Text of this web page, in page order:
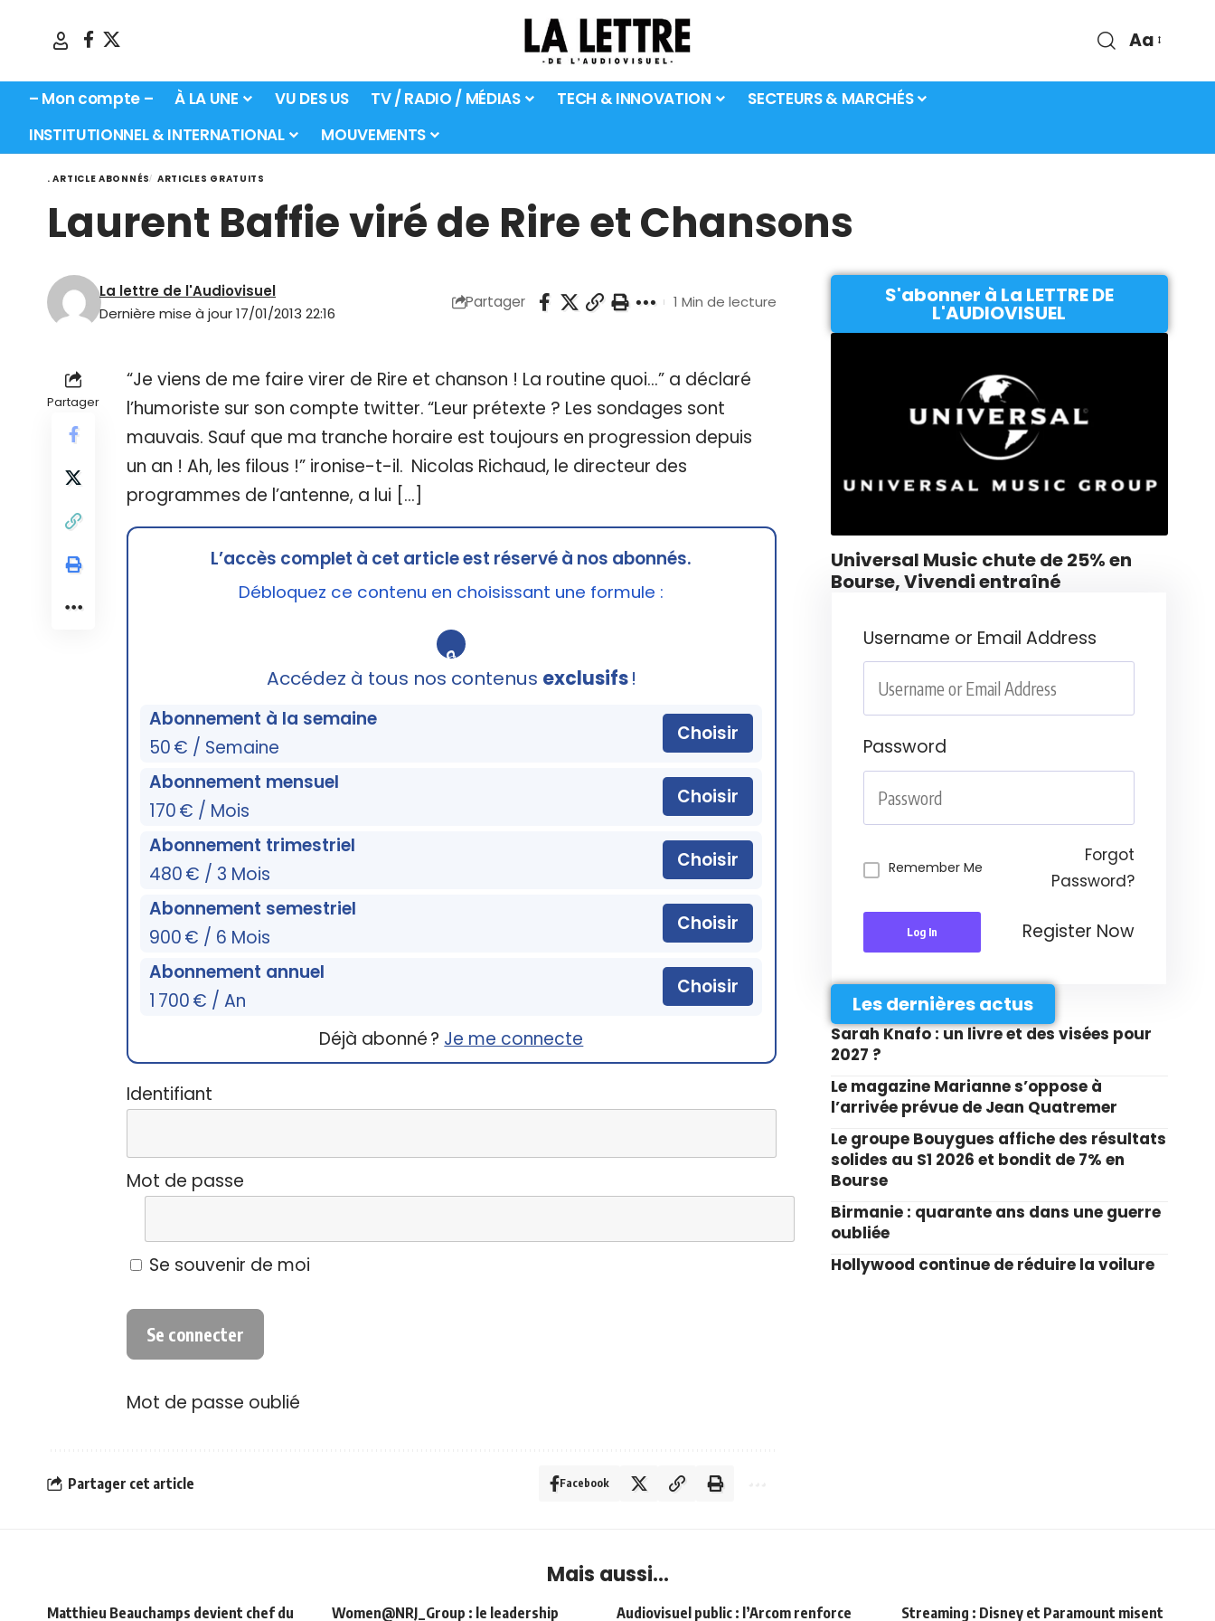
Aa
– Mon compte – À LA UNE VU DES US TV / RADIO / MÉDIAS TECH & INNOVATION
SECTEURS & MARCHÉS
INSTITUTIONNEL & INTERNATIONAL
MOUVEMENTS
. ARTICLE ABONNÉS ARTICLES GRATUITS
Laurent Baffie viré de Rire et Chansons
Dernière mise à jour 17/01/2013 22:16
La lettre de l'Audiovisuel
Partager 1 Min de lecture
Partager
“Je viens de me faire virer de Rire et chanson ! La routine quoi...” a déclaré
l’humoriste sur son compte twitter. “Leur prétexte ? Les sondages sont
mauvais. Sauf que ma tranche horaire est toujours en progression depuis
un an ! Ah, les filous !” ironise-t-il. Nicolas Richaud, le directeur des
programmes de l’antenne, a lui […]
L’accès complet à cet article est réservé à nos abonnés.
Débloquez ce contenu en choisissant une formule :
🔒
Accédez à tous nos contenus exclusifs!
Abonnement à la semaine
50 € / Semaine
Choisir
Abonnement mensuel
170 € / Mois
Choisir
Abonnement trimestriel
480 € / 3 Mois
Choisir
Abonnement semestriel
900 € / 6 Mois
Choisir
Abonnement annuel
1 700 € / An
Choisir
Déjà abonné ? Je me connecte
Identifiant
Mot de passe
Se souvenir de moi
Mot de passe oublié
Partager cet article Facebook
S'abonner à La LETTRE DE
L'AUDIOVISUEL
Universal Music chute de 25% en
Bourse, Vivendi entraîné
Username or Email Address
Password
Remember Me
Forgot
Password?
Log In Register Now
Les dernières actus
Sarah Knafo : un livre et des visées pour
2027 ?
Le magazine Marianne s’oppose à
l’arrivée prévue de Jean Quatremer
Le groupe Bouygues affiche des résultats
solides au S1 2026 et bondit de 7% en
Bourse
Birmanie : quarante ans dans une guerre
oubliée
Hollywood continue de réduire la voilure
Mais aussi...
Matthieu Beauchamps devient chef du Women@NRJ_Group : le leadership Audiovisuel public : l’Arcom renforce Streaming : Disney et Paramount misent